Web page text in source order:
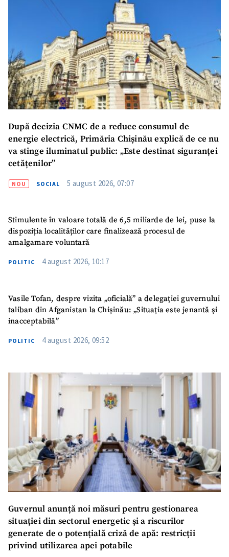
După decizia CNMC de a reduce consumul de
energie electrică, Primăria Chișinău explică de ce nu
va stinge iluminatul public: „Este destinat siguranței
cetățenilor”
NOU SOCIAL 5 august 2026, 07:07
Stimulente în valoare totală de 6,5 miliarde de lei, puse la
dispoziția localităților care finalizează procesul de
amalgamare voluntară
POLITIC 4 august 2026, 10:17
Vasile Tofan, despre vizita „oficială” a delegației guvernului
taliban din Afganistan la Chișinău: „Situația este jenantă și
inacceptabilă”
POLITIC 4 august 2026, 09:52
Guvernul anunță noi măsuri pentru gestionarea
situației din sectorul energetic și a riscurilor
generate de o potențială criză de apă: restricții
privind utilizarea apei potabile